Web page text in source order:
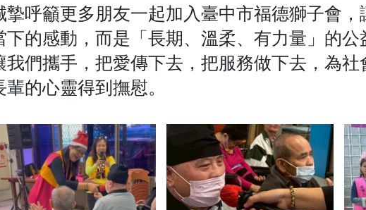
摯呼籲更多朋友一起加入臺中市福德獅子會
下的感動，而是「長期、溫柔、有力量」的公
我們攜手，把愛傳下去，把服務做下去，為
輩的心靈得到撫慰。